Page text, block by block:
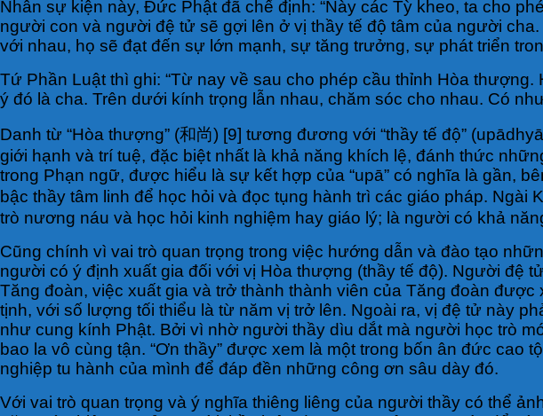
Nhân sự kiện này, Đức Phật đã chế định: “Này các Tỳ kheo, ta cho
người con và người đệ tử sẽ gợi lên ở vị thầy tế độ tâm của người
với nhau, họ sẽ đạt đến sự lớn mạnh, sự tăng trưởng, sự phát triển
Tứ Phần Luật thì ghi: “Từ nay về sau cho phép cầu thỉnh Hòa
ý đó là cha. Trên dưới kính trọng lẫn nhau, chăm sóc cho nhau. Có
Danh từ “Hòa thượng” (和尚) [9] tương đương với “thầy tế độ”
giới hạnh và trí tuệ, đặc biệt nhất là khả năng khích lệ, đánh thức
trong Phạn ngữ, được hiểu là sự kết hợp của “upā” có nghĩa là gần,
bậc thầy tâm linh để học hỏi và đọc tụng hành trì các giáo pháp. Ngài
trò nương náu và học hỏi kinh nghiệm hay giáo lý; là người có khả
Cũng chính vì vai trò quan trọng trong việc hướng dẫn và đào tạo
người có ý định xuất gia đối với vị Hòa thượng (thầy tế độ). Người đệ
Tăng đoàn, việc xuất gia và trở thành thành viên của Tăng đoàn
tịnh, với số lượng tối thiểu là từ năm vị trở lên. Ngoài ra, vị đệ tử này
như cung kính Phật. Bởi vì nhờ người thầy dìu dắt mà người học trò
bao la vô cùng tận. “Ơn thầy” được xem là một trong bốn ân đức
nghiệp tu hành của mình để đáp đền những công ơn sâu dày đó.
Với vai trò quan trọng và ý nghĩa thiêng liêng của người thầy có thể